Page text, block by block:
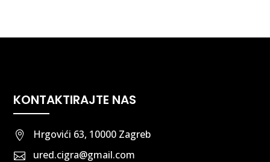
KONTAKTIRAJTE NAS
 Hrgovići 63, 10000 Zagreb
 ured.cigra@gmail.com